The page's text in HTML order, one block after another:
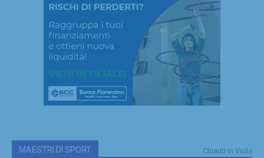
MAESTRI DI SPORT Chianti in Viola